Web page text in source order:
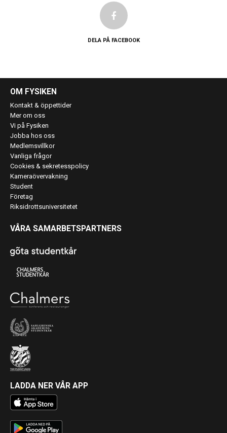
DELA PÅ FACEBOOK
OM FYSIKEN
Kontakt & öppettider
Mer om oss
Vi på Fysiken
Jobba hos oss
Medlemsvillkor
Vanliga frågor
Cookies & sekretesspolicy
Kameraövervakning
Student
Företag
Riksidrottsuniversitetet
VÅRA SAMARBETSPARTNERS
LADDA NER VÅR APP